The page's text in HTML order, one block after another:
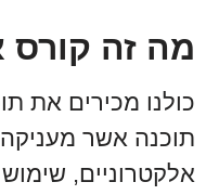
מה זה קורס
תוכנה אשר מעניקה
אלקטרוניים,